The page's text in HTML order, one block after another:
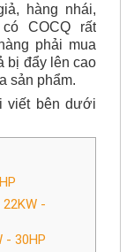
hàng nhái,
COCQ rất
phải mua
bị đẩy lên cao
sản phẩm.
viết bên dưới
22KW -
- 30HP